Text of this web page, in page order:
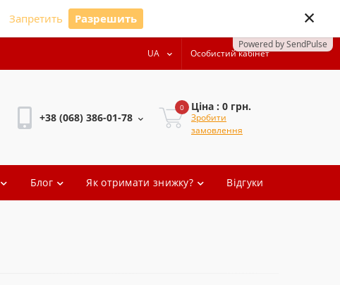
Запретить Разрешить
Powered by SendPulse
×
UA Особистий кабінет
+38 (068) 386-01-78
0 Ціна : 0 грн.
Зробити
замовлення
Блог Як отримати знижку? Відгуки